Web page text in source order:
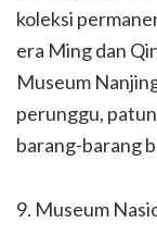
koleksi
era Ming dan
Museum
perunggu,
barang-barang
9. Museum